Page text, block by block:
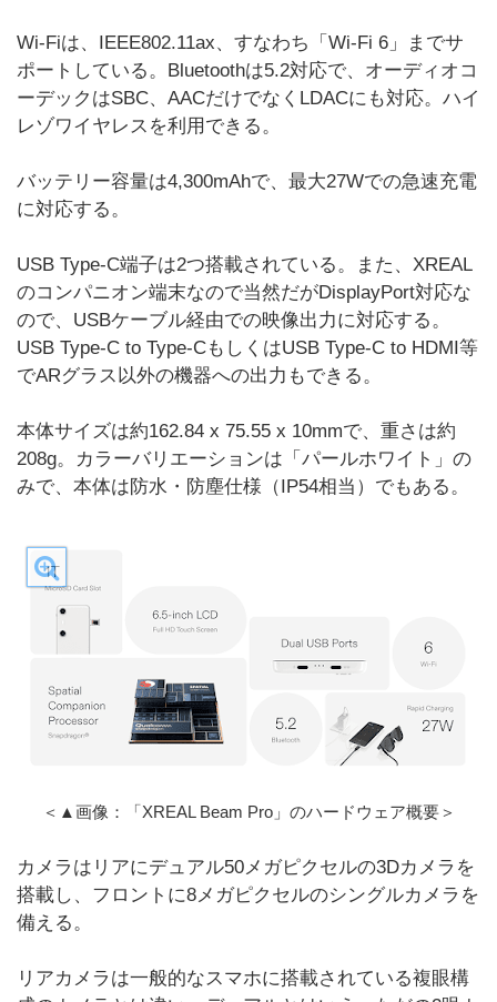
Wi-Fiは、IEEE802.11ax、すなわち「Wi-Fi 6」までサ
ポートしている。Bluetoothは5.2対応で、オーディオコ
ーデックはSBC、AACだけでなくLDACにも対応。ハイ
レゾワイヤレスを利用できる。
バッテリー容量は4,300mAhで、最大27Wでの急速充電
に対応する。
USB Type-C端子は2つ搭載されている。また、XREAL
のコンパニオン端末なので当然だがDisplayPort対応な
ので、USBケーブル経由での映像出力に対応する。
USB Type-C to Type-CもしくはUSB Type-C to HDMI等
でARグラス以外の機器への出力もできる。
本体サイズは約162.84 x 75.55 x 10mmで、重さは約
208g。カラーバリエーションは「パールホワイト」の
みで、本体は防水・防塵仕様（IP54相当）でもある。
＜▲画像：「XREAL Beam Pro」のハードウェア概要＞
カメラはリアにデュアル50メガピクセルの3Dカメラを
搭載し、フロントに8メガピクセルのシングルカメラを
備える。
リアカメラは一般的なスマホに搭載されている複眼構